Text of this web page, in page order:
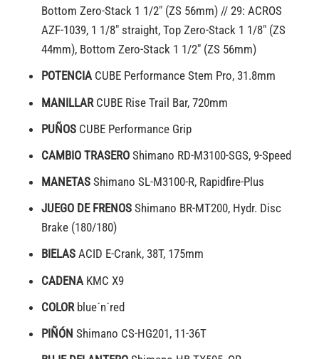
Bottom Zero-Stack 1 1/2″ (ZS 56mm) // 29: ACROS
AZF-1039, 1 1/8″ straight, Top Zero-Stack 1 1/8″ (ZS
44mm), Bottom Zero-Stack 1 1/2″ (ZS 56mm)
POTENCIA CUBE Performance Stem Pro, 31.8mm
MANILLAR CUBE Rise Trail Bar, 720mm
PUÑOS CUBE Performance Grip
CAMBIO TRASEROShimano RD-M3100-SGS, 9-Speed
MANETASShimano SL-M3100-R, Rapidfire-Plus
JUEGO DE FRENOSShimano BR-MT200, Hydr. Disc
Brake (180/180)
BIELASACID E-Crank, 38T, 175mm
CADENA KMC X9
COLOR blue´n´red
PIÑÓNShimano CS-HG201, 11-36T